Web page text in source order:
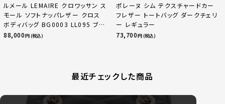
ルメール LEMAIRE クロワッサン ス
モール ソフトナッパレザー クロス
ボディバッグ BG0003 LL095 ブラ
ック
88,000円 (税込)
ポレーヌ シム テクスチャードカー
フレザー トートバッグ ダークチェリ
ー レギュラー
73,700円 (税込)
最近チェックした商品